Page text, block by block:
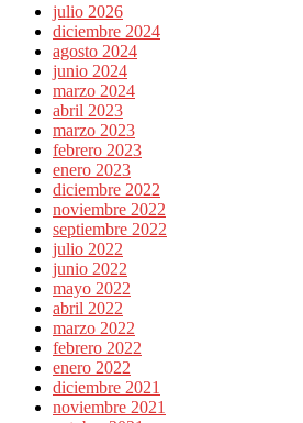
julio 2026
diciembre 2024
agosto 2024
junio 2024
marzo 2024
abril 2023
marzo 2023
febrero 2023
enero 2023
diciembre 2022
noviembre 2022
septiembre 2022
julio 2022
junio 2022
mayo 2022
abril 2022
marzo 2022
febrero 2022
enero 2022
diciembre 2021
noviembre 2021